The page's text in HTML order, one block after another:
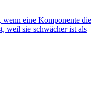
wenn eine Komponente die
weil sie schwächer ist als